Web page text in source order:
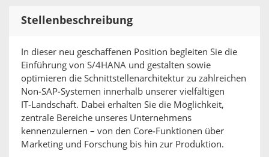
Stellenbeschreibung
In dieser neu geschaffenen Position begleiten Sie die
Einführung von S/4HANA und gestalten sowie
optimieren die Schnittstellenarchitektur zu zahlreichen
Non‑SAP‑Systemen innerhalb unserer vielfältigen
IT‑Landschaft. Dabei erhalten Sie die Möglichkeit,
zentrale Bereiche unseres Unternehmens
kennenzulernen – von den Core‑Funktionen über
Marketing und Forschung bis hin zur Produktion.